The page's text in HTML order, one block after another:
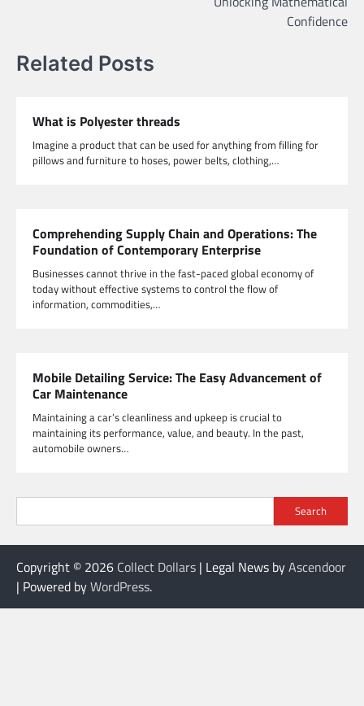
Confidence
Related Posts
What is Polyester threads
Imagine a product that can be used for anything from filling for
pillows and furniture to hoses, power belts, clothing,…
Comprehending Supply Chain and Operations: The
Foundation of Contemporary Enterprise
Businesses cannot thrive in the fast-paced global economy of
today without effective systems to control the flow of
information, commodities,…
Mobile Detailing Service: The Easy Advancement of
Car Maintenance
Maintaining a car’s cleanliness and upkeep is crucial to
maintaining its performance, value, and beauty. In the past,
automobile owners…
Search
Copyright © 2026 Collect Dollars | Legal News byAscendoor
| Powered byWordPress.